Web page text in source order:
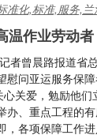
准化,标准,服务,
温作业劳动者
者曾晨路报道省
慰问亚运服务保
心关爱，勉励他
办、重点工程的
，各项保障工作